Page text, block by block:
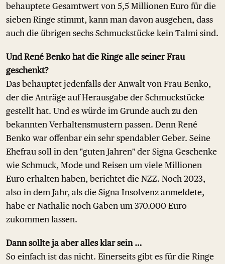
behauptete Gesamtwert von 5,5 Millionen Euro für die
sieben Ringe stimmt, kann man davon ausgehen, dass
auch die übrigen sechs Schmuckstücke kein Talmi sind.
Und René Benko hat die Ringe alle seiner Frau
geschenkt?
Das behauptet jedenfalls der Anwalt von Frau Benko,
der die Anträge auf Herausgabe der Schmuckstücke
gestellt hat. Und es würde im Grunde auch zu den
bekannten Verhaltensmustern passen. Denn René
Benko war offenbar ein sehr spendabler Geber. Seine
Ehefrau soll in den "guten Jahren" der Signa Geschenke
wie Schmuck, Mode und Reisen um viele Millionen
Euro erhalten haben, berichtet die NZZ. Noch 2023,
also in dem Jahr, als die Signa Insolvenz anmeldete,
habe er Nathalie noch Gaben um 370.000 Euro
zukommen lassen.
Dann sollte ja aber alles klar sein …
So einfach ist das nicht. Einerseits gibt es für die Ringe